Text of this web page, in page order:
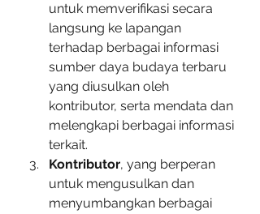
untuk memverifikasi secara
langsung ke lapangan
terhadap berbagai informasi
sumber daya budaya terbaru
yang diusulkan oleh
kontributor, serta mendata dan
melengkapi berbagai informasi
terkait.
Kontributor, yang berperan
untuk mengusulkan dan
menyumbangkan berbagai